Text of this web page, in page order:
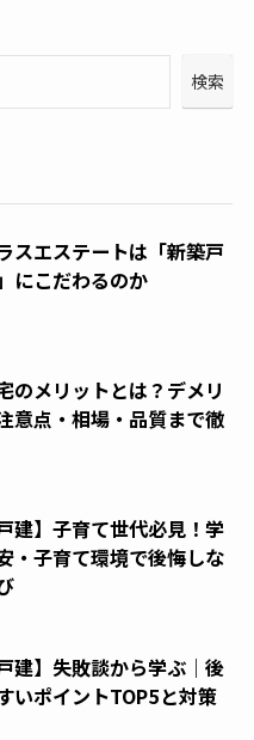
検索
スエステートは「新築戸
にこだわるのか
のメリットとは？デメリ
意点・相場・品質まで徹
建】子育て世代必見！学
・子育て環境で後悔しな
建】失敗談から学ぶ｜後
いポイントTOP5と対策